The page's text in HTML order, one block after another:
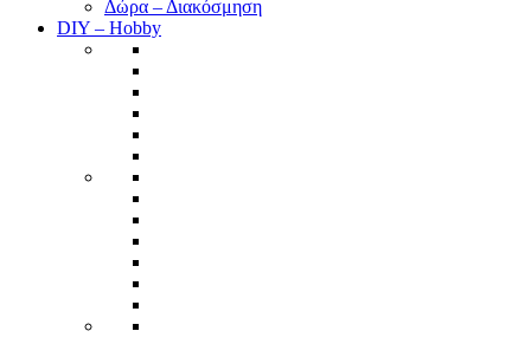
Δώρα – Διακόσμηση
DIY – Hobby